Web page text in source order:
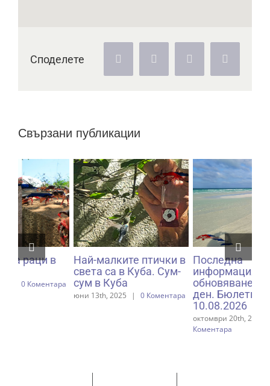
Споделете Facebook
X WhatsApp
поща:
Свързани публикации
Най-малките птички в
света са в Куба. Сум-
сум в Куба
| 0 Коментара
Последна
информация Куба
обновяване всеки
ден. Бюлетин от
октомври 20th, 2024 | 0